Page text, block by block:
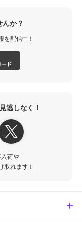
んか？
を配信中！
逃しなく！
入荷や
取れます！